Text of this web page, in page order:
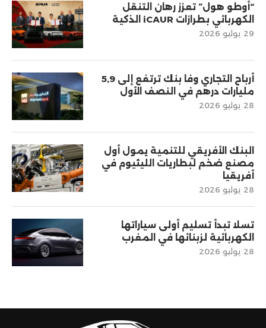
“أوطو هول” تعزز رهان التنقل
الكهربائي بطرازات iCAUR الذكية
29 يوليو 2026
أرباح التجاري وفا بنك ترتفع إلى 5,9
مليارات درهم في النصف الأول
28 يوليو 2026
البنك الأفريقي للتنمية يمول أول
مصنع ضخم لبطاريات الليثيوم في
أفريقيا
28 يوليو 2026
تسلا تبدأ تسليم أولى سياراتها
الكهربائية لزبنائها في المغرب
28 يوليو 2026